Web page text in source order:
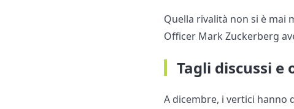
Quella rivalità non si è mai
Officer Mark Zuckerberg
Tagli discussi e
A dicembre, i vertici hanno